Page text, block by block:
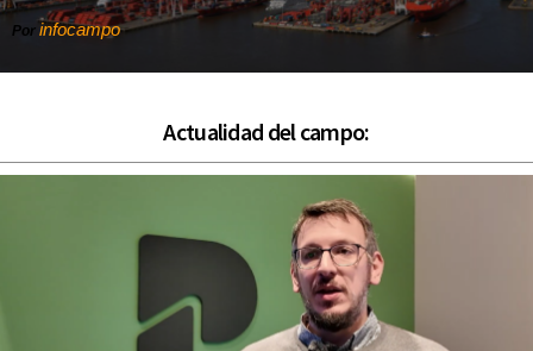
Por infocampo
Actualidad del campo: